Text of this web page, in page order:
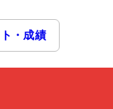
・成績